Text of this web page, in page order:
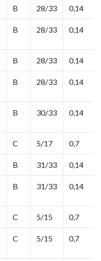
B 28/33 0,14
B 28/33 0,14
B 28/33 0,14
B 28/33 0,14
B 30/33 0,14
C 5/17 0,7
B 31/33 0,14
B 31/33 0,14
C 5/15 0,7
C 5/15 0,7